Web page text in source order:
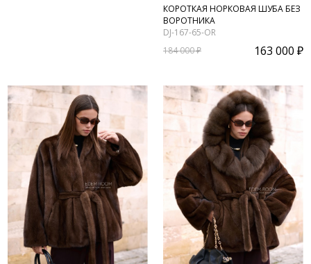
КОРОТКАЯ НОРКОВАЯ ШУБА БЕЗ
ВОРОТНИКА
DJ-167-65-OR
184 000 ₽
163 000 ₽